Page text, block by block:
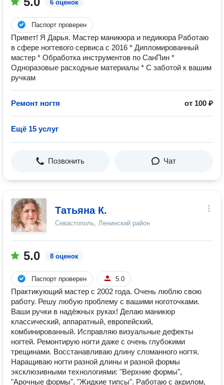
6 оценок
Паспорт проверен
Привет! Я Дарья. Мастер маникюра и педикюра Работаю
в сфере ногтевого сервиса с 2016 * Дипломированный
мастер * Обработка инструментов по СанПин *
Одноразовые расходные материалы * С заботой к вашим
ручкам
Ремонт ногтя от 100 ₽
Ещё 15 услуг
Позвонить Чат
Татьяна К.
Севастополь, Ленинский район
5.0 8 оценок
Паспорт проверен 5.0
Практикующий мастер с 2002 года. Очень люблю свою
работу. Решу любую проблему с вашими ноготочками.
Ваши ручки в надёжных руках! Делаю маникюр
классический, аппаратный, европейский,
комбинированный. Исправляю визуальные дефекты
ногтей. Ремонтирую ногти даже с очень глубокими
трещинами. Восстанавливаю длину сломанного ногтя.
Наращиваю ногти разной длины и разной формы
эксклюзивными технологиями: "Верхние формы",
"Арочные формы", "Жидкие типсы". Работаю с акрилом,